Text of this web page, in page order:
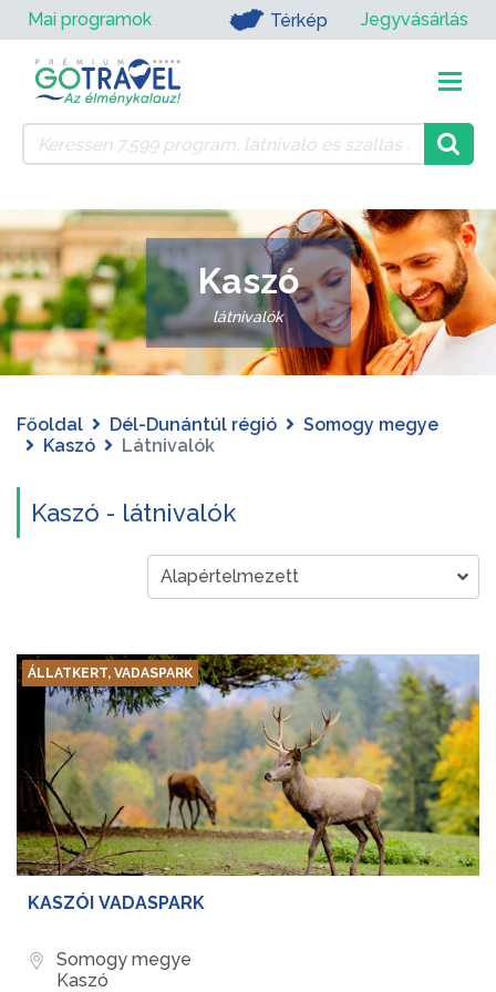
Mai programok Térkép Jegyvásárlás
Kaszó
látnivalók
Főoldal Dél-Dunántúl régió
Somogy megye
Kaszó
Látnivalók
Kaszó - látnivalók
ÁLLATKERT, VADASPARK
KASZÓI VADASPARK
Somogy megye
Kaszó